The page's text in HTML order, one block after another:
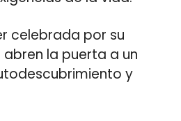
celebrada por su
abren la puerta a un
y